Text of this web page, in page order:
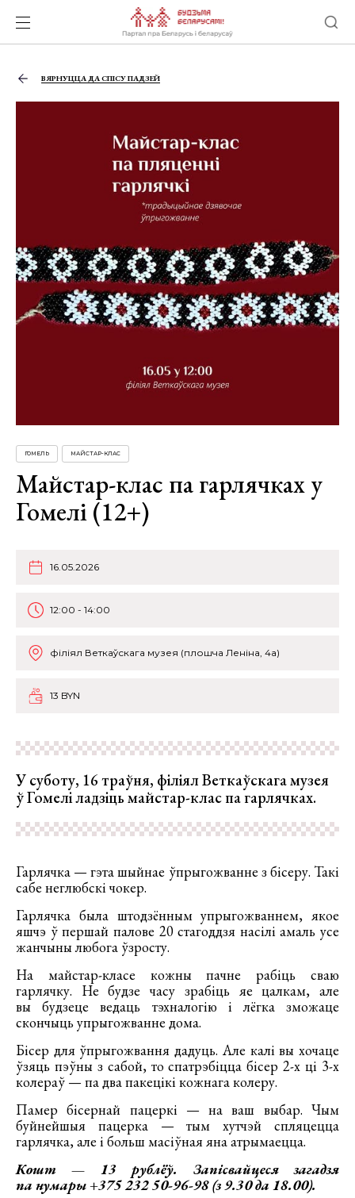
ВЯРНУЦЦА ДА СПІСУ ПАДЗЕЙ
ГОМЕЛЬ МАЙСТАР-КЛАС
Майстар-клас па гарлячках у
Гомелі (12+)
16.05.2026
12:00 - 14:00
філіял Веткаўскага музея (плошча Леніна, 4а)
13 BYN
У суботу, 16 траўня, філіял Веткаўскага музея
ў Гомелі ладзіць майстар-клас па гарлячках.
Гарлячка — гэта шыйнае ўпрыгожванне з бісеру. Такі
сабе неглюбскі чокер.
Гарлячка была штодзённым упрыгожваннем, якое
яшчэ ў першай палове 20 стагоддзя насілі амаль усе
жанчыны любога ўзросту.
На майстар-класе кожны пачне рабіць сваю
гарлячку. Не будзе часу зрабіць яе цалкам, але
вы будзеце ведаць тэхналогію і лёгка зможаце
скончыць упрыгожванне дома.
Бісер для ўпрыгожвання дадуць. Але калі вы хочаце
ўзяць пэўны з сабой, то спатрэбіцца бісер 2-х ці 3-х
колераў — па два пакецікі кожнага колеру.
Памер бісернай пацеркі — на ваш выбар. Чым
буйнейшыя пацерка — тым хутчэй спляцецца
гарлячка, але і больш масіўная яна атрымаецца.
Кошт — 13 рублёў. Запісвайцеся загадзя
па нумары +375 232 50-96-98 (з 9.30 да 18.00).